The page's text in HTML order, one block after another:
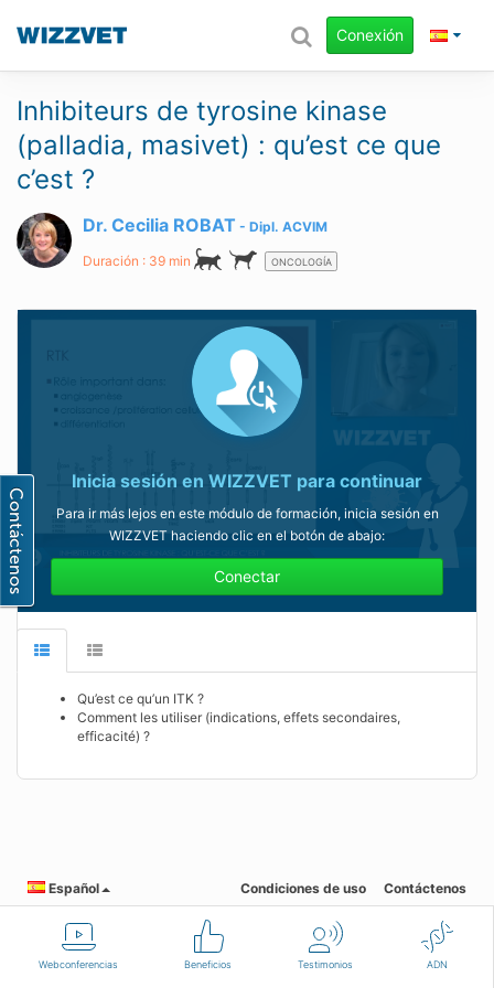
Webconferencias Beneficios Testimonios ADN
Conexión
Inhibiteurs de tyrosine kinase
(palladia, masivet) : qu’est ce que
c’est ?
Dr. Cecilia ROBAT Dipl. ACVIM
Duración : 39 min ONCOLOGÍA
Inicia sesión en WIZZVET para continuar
Para ir más lejos en este módulo de formación, inicia sesión en
WIZZVET haciendo clic en el botón de abajo:
Conectar
Qu’est ce qu’un ITK ?
Comment les utiliser (indications, effets secondaires,
efficacité) ?
Español Condiciones de uso Contáctenos